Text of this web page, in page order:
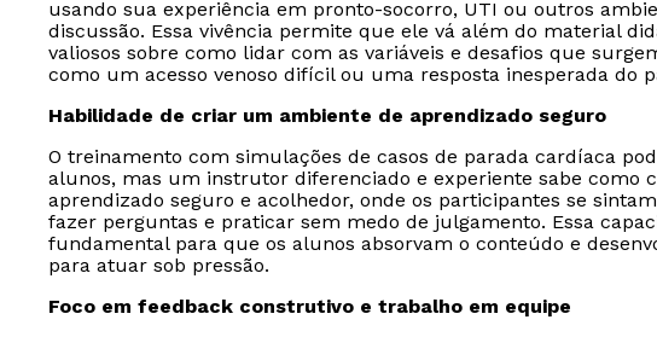
usando sua experiência em pronto-socorro, UTI ou outros
discussão. Essa vivência permite que ele vá além do material
valiosos sobre como lidar com as variáveis e desafios que
como um acesso venoso difícil ou uma resposta inesperada do
Habilidade de criar um ambiente de aprendizado seguro
O treinamento com simulações de casos de parada cardíaca
alunos, mas um instrutor diferenciado e experiente sabe como
aprendizado seguro e acolhedor, onde os participantes se
fazer perguntas e praticar sem medo de julgamento. Essa
fundamental para que os alunos absorvam o conteúdo e
para atuar sob pressão.
Foco em feedback construtivo e trabalho em equipe